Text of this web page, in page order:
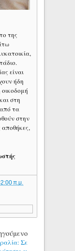
της
είναι
ήδη
στη
τα
στην
αποθήκες,
π.μ.
Σε